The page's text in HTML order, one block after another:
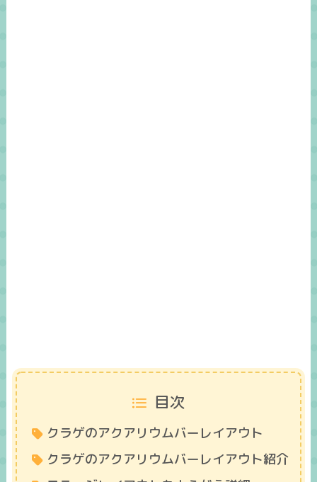
目次
クラゲのアクアリウムバーレイアウト
クラゲのアクアリウムバーレイアウト紹介